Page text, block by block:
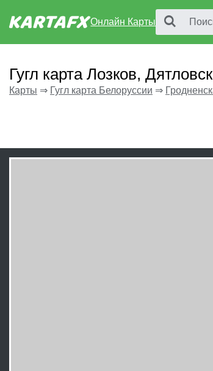
Онлайн Карты
Гугл карта Лозков,
Карты ⇒ Гугл карта Белоруссии ⇒